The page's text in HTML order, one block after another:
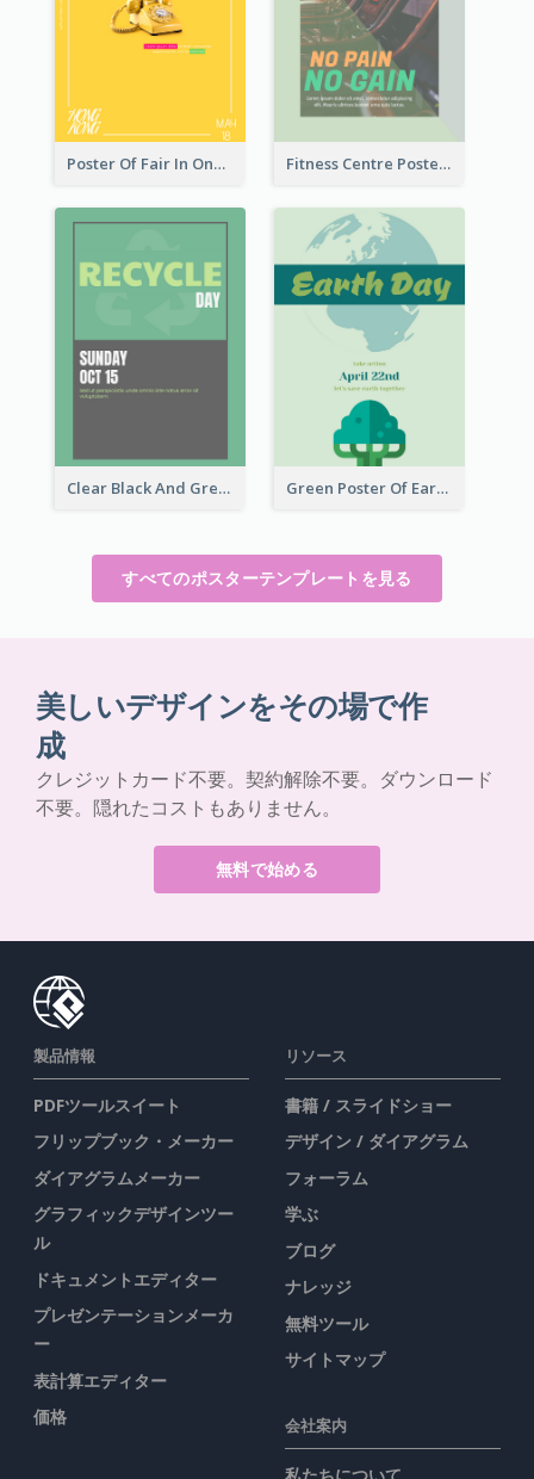
Poster Of Fair In One Colour Tone Fitness Centre Poster With Green Colour Tone
Clear Black And Green Event Poster Green Poster Of Earth Day With Graphics Of Natural Elements
すべてのポスターテンプレートを見る
美しいデザインをその場で作
成
クレジットカード不要。契約解除不要。ダウンロード
不要。隠れたコストもありません。
無料で始める
製品情報
PDFツールスイート
フリップブック・メーカー
ダイアグラムメーカー
グラフィックデザインツー
ル
ドキュメントエディター
プレゼンテーションメーカ
ー
表計算エディター
価格
リソース
書籍 / スライドショー
デザイン / ダイアグラム
フォーラム
学ぶ
ブログ
ナレッジ
無料ツール
サイトマップ
会社案内